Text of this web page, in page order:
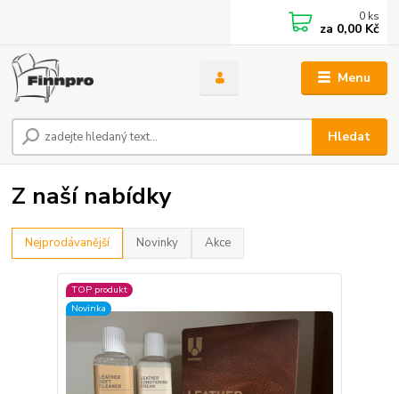
Menu
Hledat
0 ks
za 0,00 Kč
Z naší nabídky
Nejprodávanější Novinky Akce
TOP produkt
Novinka